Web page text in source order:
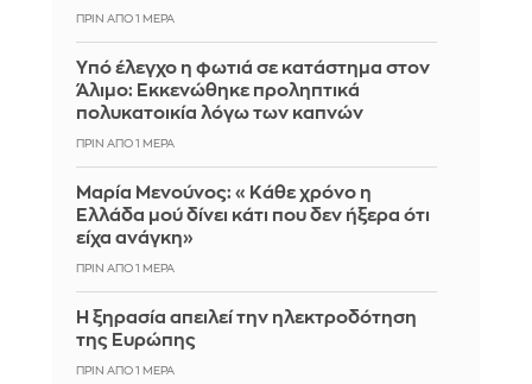
ΠΡΙΝ ΑΠΌ 1 ΜΈΡΑ
Yπό έλεγχο η φωτιά σε κατάστημα στον
Άλιμο: Εκκενώθηκε προληπτικά
πολυκατοικία λόγω των καπνών
ΠΡΙΝ ΑΠΌ 1 ΜΈΡΑ
Μαρία Μενούνος: «Κάθε χρόνο η
Ελλάδα μού δίνει κάτι που δεν ήξερα ότι
είχα ανάγκη»
ΠΡΙΝ ΑΠΌ 1 ΜΈΡΑ
Η ξηρασία απειλεί την ηλεκτροδότηση
της Ευρώπης
ΠΡΙΝ ΑΠΌ 1 ΜΈΡΑ